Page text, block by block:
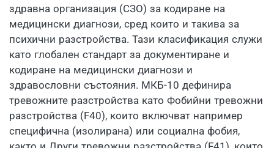
здравна организация (СЗО) за кодиране на
медицински диагнози, сред които и такива за
психични разстройства. Тази класификация служи
като глобален стандарт за документиране и
кодиране на медицински диагнози и
здравословни състояния. МКБ-10 дефинира
тревожните разстройства като Фобийни тревожни
разстройства (F40), които включват например
специфична (изолирана) или социална фобия,